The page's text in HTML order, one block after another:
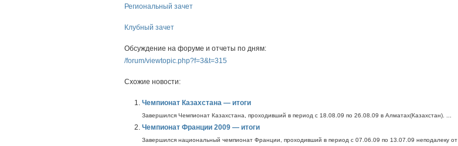
Региональный зачет
Клубный зачет
Обсуждение на форуме и отчеты по дням:
/forum/viewtopic.php?f=3&t=315
Схожие новости:
Чемпионат Казахстана — итоги
Завершился Чемпионат Казахстана, проходивший в период с 18.08.09 по 26.08.09 в Алматах(Казахстан). ...
Чемпионат Франции 2009 — итоги
Завершился национальный чемпионат Франции, проходивший в период с 07.06.09 по 13.07.09 неподалеку от